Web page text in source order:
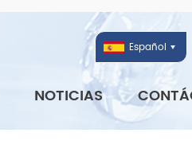
Español
NOTICIAS